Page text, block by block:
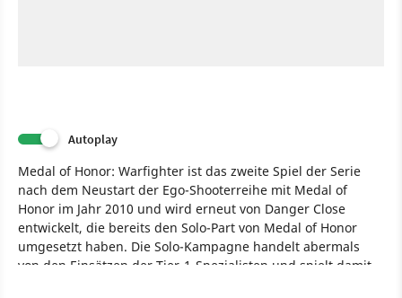
Autoplay
Medal of Honor: Warfighter ist das zweite Spiel der Serie
nach dem Neustart der Ego-Shooterreihe mit Medal of
Honor im Jahr 2010 und wird erneut von Danger Close
entwickelt, die bereits den Solo-Part von Medal of Honor
umgesetzt haben. Die Solo-Kampagne handelt abermals
von den Einsätzen der Tier-1-Spezialisten und spielt damit